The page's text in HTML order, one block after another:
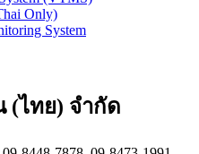
Only)
System
(ไทย) จำกัด